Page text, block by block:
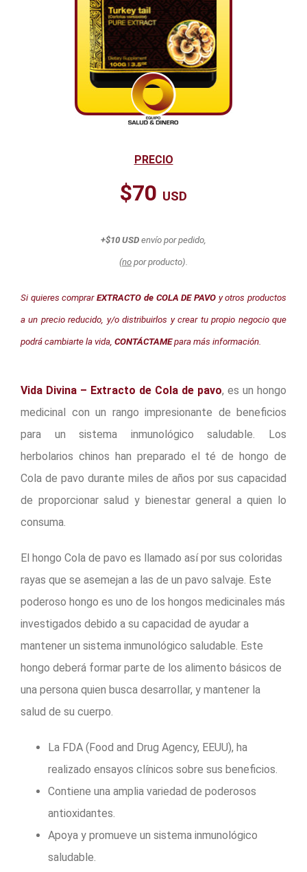
PRECIO
$70 USD
+$10 USD envío por pedido,
(no por producto).
Si quieres comprarEXTRACTO de COLA DE PAVOy otros productos
a un precio reducido, y/o distribuirlos y crear tu propio negocio que
podrá cambiarte la vida, CONTÁCTAMEpara más información.
Vida Divina – Extracto de Cola de pavo, es un hongo
medicinal con un rango impresionante de beneficios
para un sistema inmunológico saludable. Los
herbolarios chinos han preparado el té de hongo de
Cola de pavo durante miles de años por sus capacidad
de proporcionar salud y bienestar general a quien lo
consuma.
El hongo Cola de pavo es llamado así por sus coloridas
rayas que se asemejan a las de un pavo salvaje. Este
poderoso hongo es uno de los hongos medicinales más
investigados debido a su capacidad de ayudar a
mantener un sistema inmunológico saludable. Este
hongo deberá formar parte de los alimento básicos de
una persona quien busca desarrollar, y mantener la
salud de su cuerpo.
La FDA (Food and Drug Agency, EEUU), ha
realizado ensayos clínicos sobre sus beneficios.
Contiene una amplia variedad de poderosos
antioxidantes.
Apoya y promueve un sistema inmunológico
saludable.